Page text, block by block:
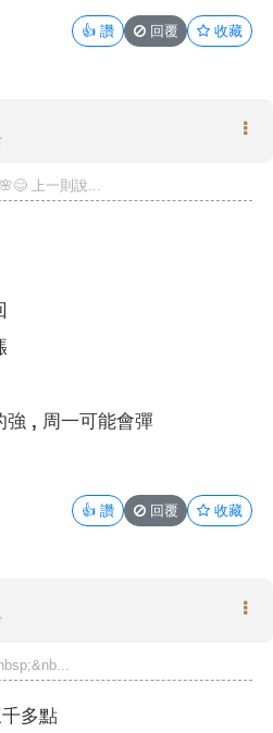
👍 讚 回覆 收藏
上一則說...
強 , 周一可能會彈
👍 讚 回覆 收藏
多點